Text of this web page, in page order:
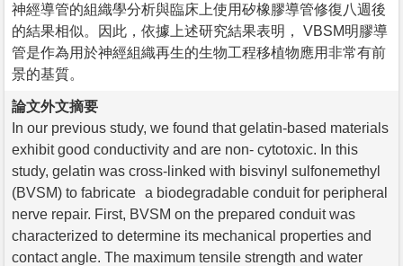
神經導管的組織學分析與臨床上使用矽橡膠導管修復八週後
的結果相似。因此，依據上述研究結果表明， VBSM明膠導
管是作為用於神經組織再生的生物工程移植物應用非常有前
景的基質。
論文外文摘要
In our previous study, we found that gelatin-based materials
exhibit good conductivity and are non- cytotoxic. In this
study, gelatin was cross-linked with bisvinyl sulfonemethyl
(BVSM) to fabricate a biodegradable conduit for peripheral
nerve repair. First, BVSM on the prepared conduit was
characterized to determine its mechanical properties and
contact angle. The maximum tensile strength and water